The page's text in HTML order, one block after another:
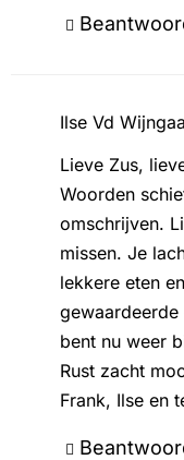
Ilse Vd
Lieve Zus,
Woorden
omschrijven.
missen. Je
lekkere eten
bent nu weer
Rust zacht
Frank, Ilse en